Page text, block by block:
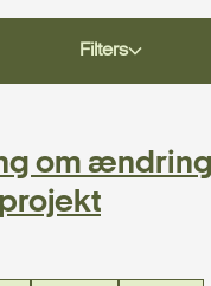
Filters
om